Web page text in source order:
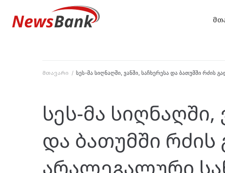
მთავარი / სეს-მა სიღნაღში, ვანში, საჩხერესა და ბათუმში რძის
სეს-მა სიღნაღში,
და ბათუმში რძის
არალეგალური